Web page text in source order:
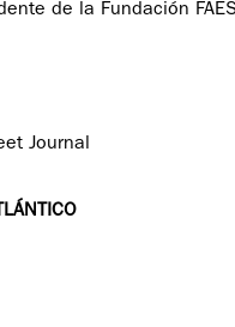
de la Fundación
Journal